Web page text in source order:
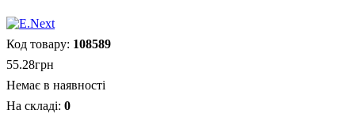
108589
55.28грн
Немає в наявності
0